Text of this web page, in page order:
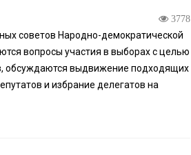
3778
советов Народно-демократической
вопросы участия в выборах с целью
обсуждаются выдвижение подходящих
и избрание делегатов на